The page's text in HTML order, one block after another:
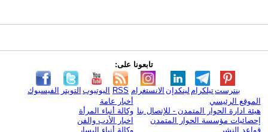
تابعونا على:
الفيسبوك التويتر اليوتيوب RSS الانستغرام لينكدإن تيلكرامبنترست
الموقع الرئيسي
هيئة ادارة الحوار المتمدن - للإتصال بنا
إحصائيات مؤسسة الحوار المتمدن
قواعد النشر
أخبار عامة
وكالة أنباء المرأة
اخبار الأدب والفن
وكالة أنباء اليسار